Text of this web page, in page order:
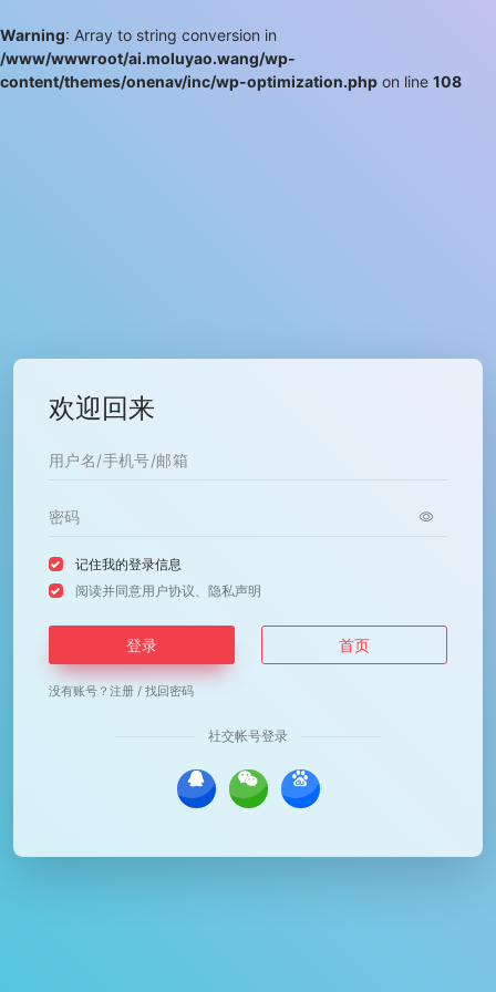
Warning: Array to string conversion in
/www/wwwroot/ai.moluyao.wang/wp-
content/themes/onenav/inc/wp-optimization.php on line 108
欢迎回来
记住我的登录信息
阅读并同意用户协议 隐私声明
登录 首页
没有账号？ 注册 / 找回密码
社交帐号登录